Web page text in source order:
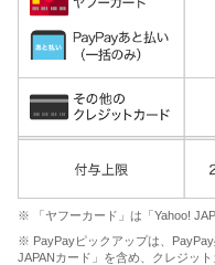
※ 「ヤフーカード」は「Yahoo!
※ PayPayピックアップは、
JAPANカード」を含め、クレジッ